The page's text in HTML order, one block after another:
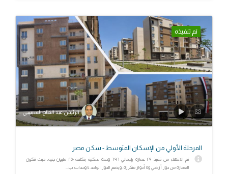
تم تنفيذه
الرئيس عبد الفتاح السيسي
المرحلة الأولي من الإسكان المتوسط - سكن مصر
تم الانتهاء من تنفيذ ٢٩ عمارة بإجمالي ٦٩٦ وحدة سكنية بتكلفة ٢٥٠ مليون جنيه، حيث تتكون
العمارة من دور أرضي و٥ أدوار متكررة، ويضم الدور الواحد ٤ وحدات ب...